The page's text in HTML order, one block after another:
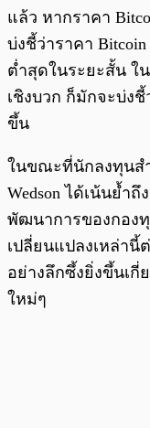
แล้ว หากราคา
บ่งชี้ว่าราคา
ต่ำสุดในระยะสั้น ใ
เชิงบวก ก็มักจะบ่ง
ขึ้น
ในขณะที่นักลงทุนส
Wedson ได้เน้นย้ำ
พัฒนาการของกอง
เปลี่ยนแปลงเหล่านี้
อย่างลึกซึ้งยิ่งขึ้นเ
ใหม่ๆ